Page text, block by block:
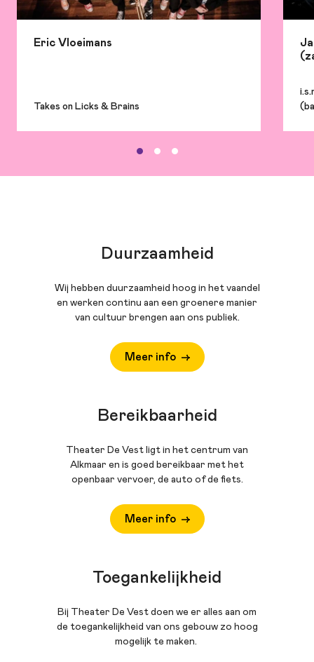
Eric Vloeimans
Takes on Licks & Brains
Duurzaamheid
Wij hebben duurzaamheid hoog in het vaandel
en werken continu aan een groenere manier
van cultuur brengen aan ons publiek.
Meer info
Bereikbaarheid
Theater De Vest ligt in het centrum van
Alkmaar en is goed bereikbaar met het
openbaar vervoer, de auto of de fiets.
Meer info
Toegankelijkheid
Bij Theater De Vest doen we er alles aan om
de toegankelijkheid van ons gebouw zo hoog
mogelijk te maken.